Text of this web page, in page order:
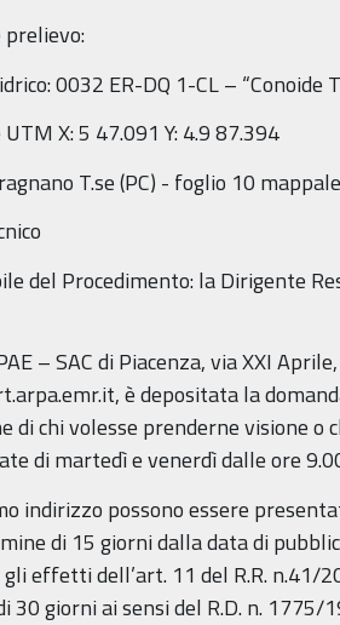
prelievo:
0032 ER-DQ 1-CL –
X: 5 47.091 Y: 4.9 87.394
T.se (PC) - foglio 10
del Procedimento: la Dirigente
– SAC di Piacenza, via XXI
è depositata la
di chi volesse prenderne visione
di martedì e venerdì dalle ore
indirizzo possono essere
di 15 giorni dalla data di
effetti dell’art. 11 del R.R. n.41/
30 giorni ai sensi del R.D. n. 1775/